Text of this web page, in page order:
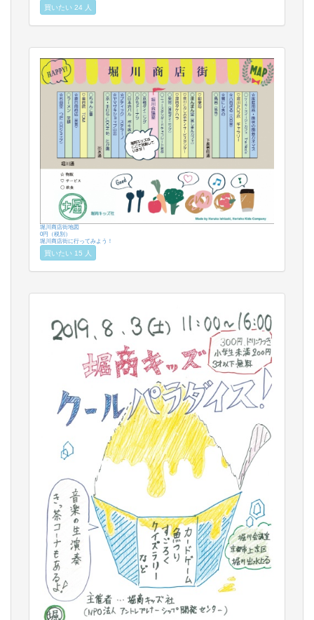
買いたい 24 人
堀川商店街地図
0円（税別）
堀川商店街に行ってみよう！
買いたい 15 人